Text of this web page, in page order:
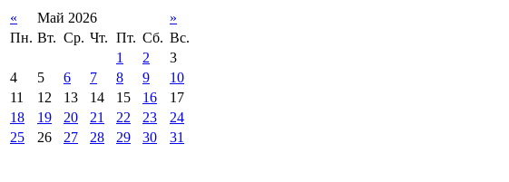
« Май 2026
»
Пн. Вт. Ср. Чт. Пт. Сб. Вс.
1
2
3
4
5 6 7 8 9
10
11
12 13 14 15 16
17
18
19 20 21 22 23
24
25
26 27 28 29 30 31